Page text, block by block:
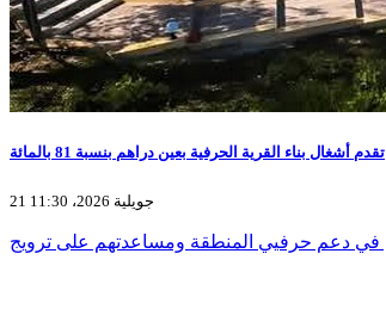
تقدم أشغال بناء القرية الحرفية بعين دراهم بنسبة 81 بالمائة
21 جويلية 2026، 11:30